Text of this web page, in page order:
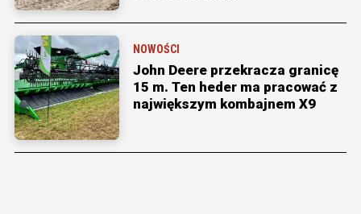
NOWOŚCI
John Deere przekracza granicę
15 m. Ten heder ma pracować z
największym kombajnem X9